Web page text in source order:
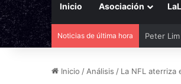
Inicio Asociación
Noticias de última hora El
Inicio / Análisis / La NFL aterriza